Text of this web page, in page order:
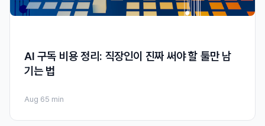
AI 구독 비용 정리: 직장인이 진짜 써야 할 툴만 남
기는 법
Aug 65 min